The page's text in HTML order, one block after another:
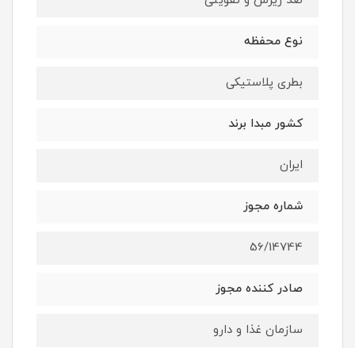
نوع محفظه
بطری پلاستیکی
کشور مبدا برند
ایران
شماره مجوز
56/14744
صادر کننده مجوز
سازمان غذا و دارو